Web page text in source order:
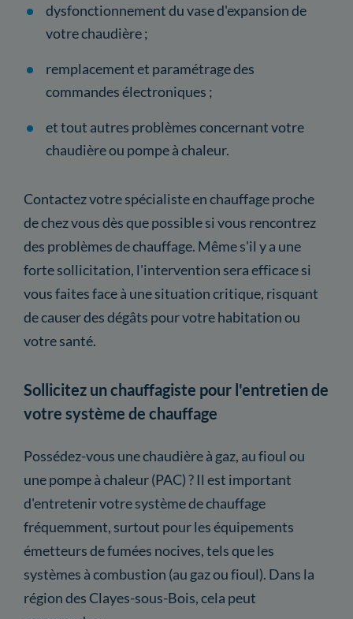
dysfonctionnement du vase d'expansion de
votre chaudière ;
remplacement et paramétrage des
commandes électroniques ;
et tout autres problèmes concernant votre
chaudière ou pompe à chaleur.
Contactez votre spécialiste en chauffage proche
de chez vous dès que possible si vous rencontrez
des problèmes de chauffage. Même s'il y a une
forte sollicitation, l'intervention sera efficace si
vous faites face à une situation critique, risquant
de causer des dégâts pour votre habitation ou
votre santé.
Sollicitez un chauffagiste pour l'entretien de
votre système de chauffage
Possédez-vous une chaudière à gaz, au fioul ou
une pompe à chaleur (PAC) ? Il est important
d'entretenir votre système de chauffage
fréquemment, surtout pour les équipements
émetteurs de fumées nocives, tels que les
systèmes à combustion (au gaz ou fioul). Dans la
région des Clayes-sous-Bois, cela peut